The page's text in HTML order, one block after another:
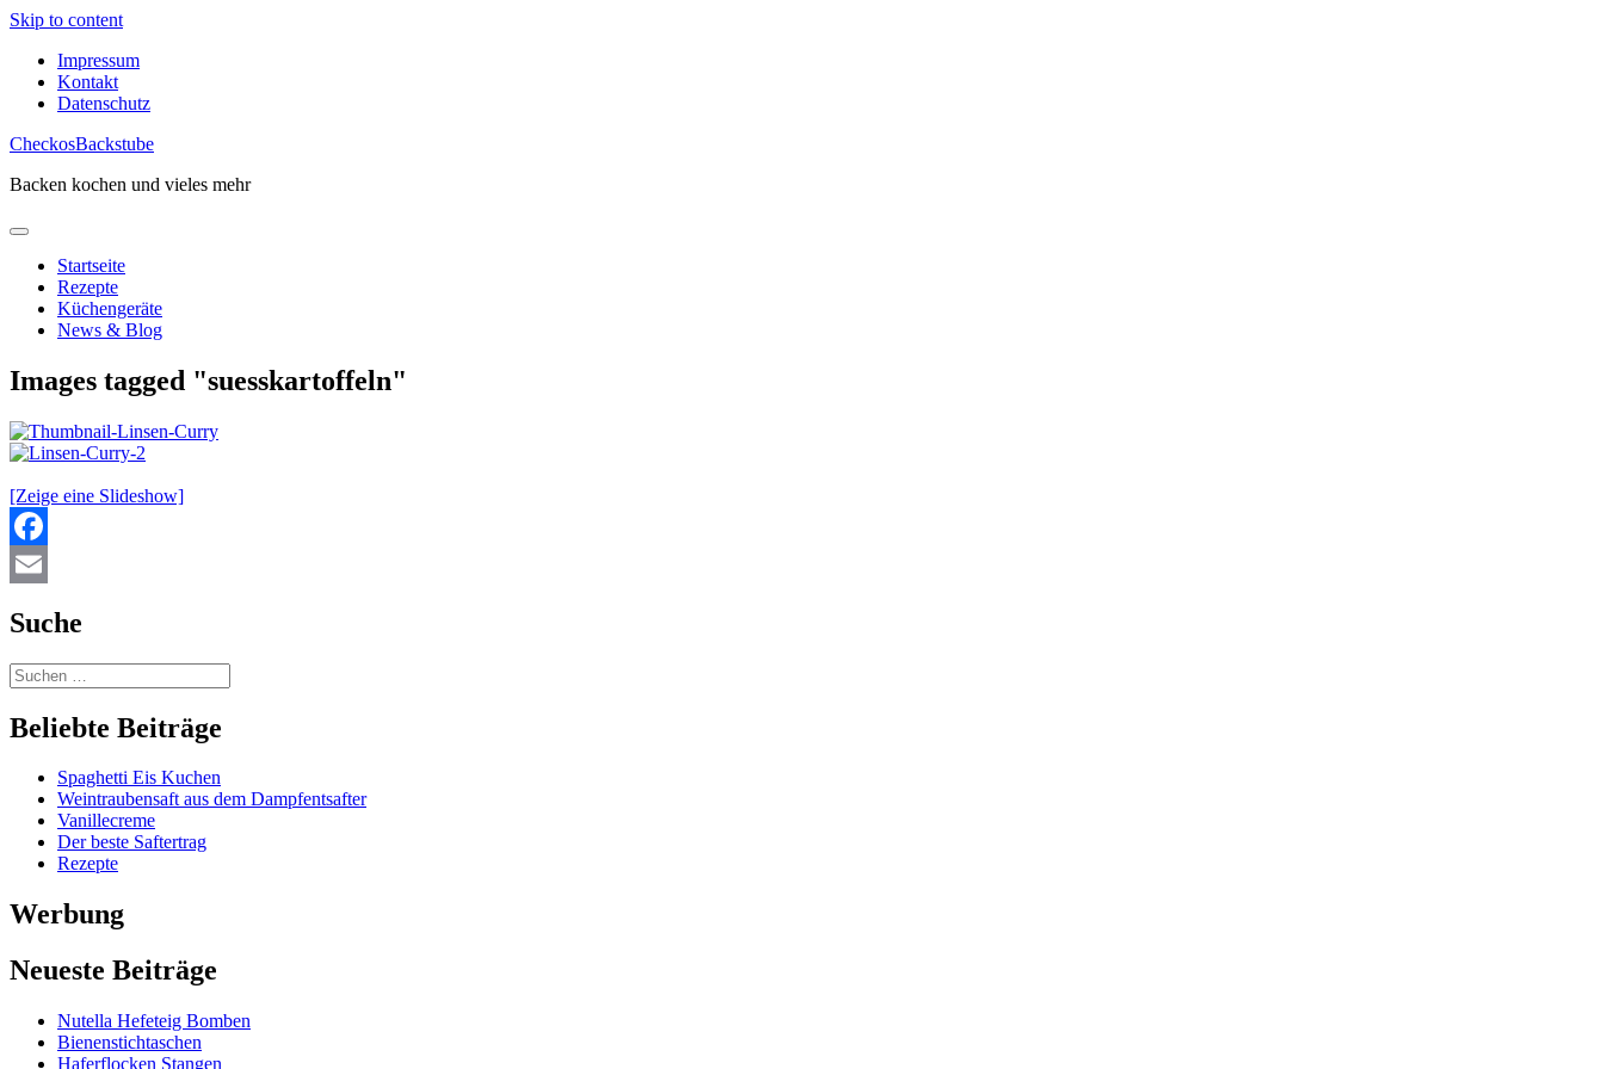
Skip to content
Impressum
Kontakt
Datenschutz
CheckosBackstube
Backen kochen und vieles mehr
Startseite
Rezepte
Küchengeräte
News & Blog
Images tagged "suesskartoffeln"
[Zeige eine Slideshow]
Facebook
Suche
Beliebte Beiträge
Spaghetti Eis Kuchen
Weintraubensaft aus dem Dampfentsafter
Vanillecreme
Der beste Saftertrag
Rezepte
Werbung
Neueste Beiträge
Nutella Hefeteig Bomben
Bienenstichtaschen
Haferflocken Stangen